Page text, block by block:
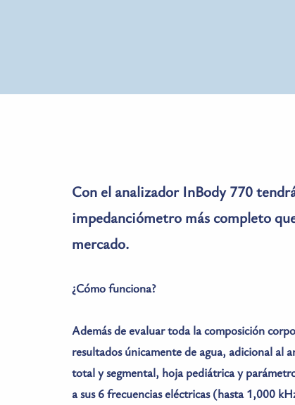
Con el analizador InBody 770
impedanciómetro más completo
mercado.
¿Cómo funciona?
Además de evaluar toda la composición
resultados únicamente de agua, adicional al
total y segmental, hoja pediátrica y
a sus 6 frecuencias eléctricas (hasta 1,000